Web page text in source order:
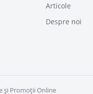
Articole
Despre noi
şi Promoţii Online